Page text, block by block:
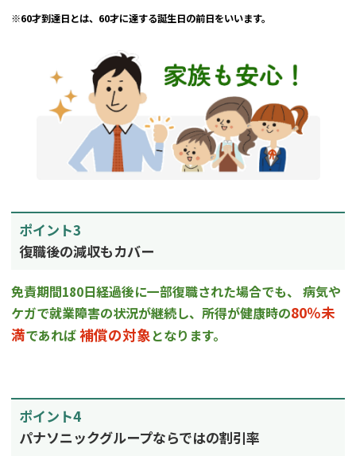
※60才到達日とは、60才に達する誕生日の前日をいいます。
ポイント3
復職後の減収もカバー
免責期間180日経過後に一部復職された場合でも、 病気や
ケガで就業障害の状況が継続し、所得が健康時の80％未
満であれば補償の対象となります。
ポイント4
パナソニックグループならではの割引率